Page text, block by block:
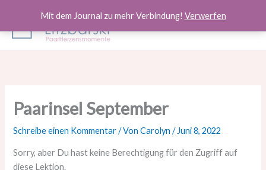
Mit dem Journal zu mehr Verbindung! Verwerfen
springen
Paarinsel September
Schreibe einen Kommentar / VonCarolyn/ Juni 8, 2022
Sorry, aber Du hast keine Berechtigung für den Zugriff auf
diese Lektion.